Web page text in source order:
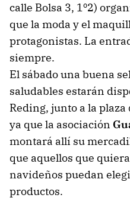
calle Bolsa 3, 1º2)
que la moda y el
protagonistas. La
siempre.
El sábado una buena
saludables estarán
Reding, junto a la plaza
ya que la asociación
montará allí su
que aquellos que
navideños puedan
productos.